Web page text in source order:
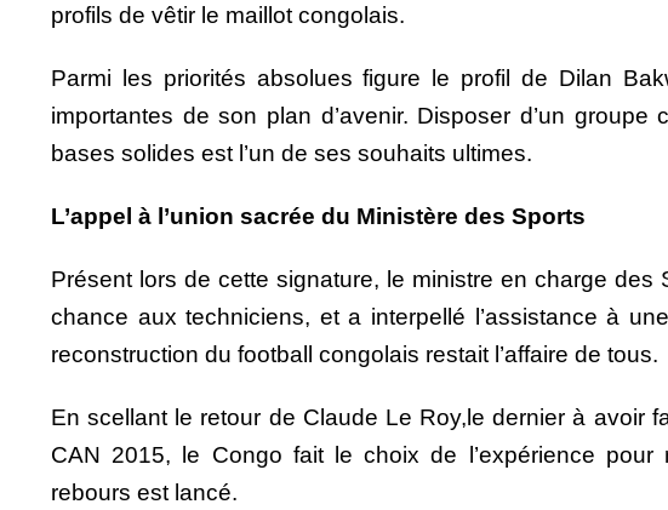
profils de vêtir le maillot congolais.
Parmi les priorités absolues figure le profil de Dilan
importantes de son plan d’avenir. Disposer d’un
bases solides est l’un de ses souhaits ultimes.
L’appel à l’union sacrée du Ministère des Sports
Présent lors de cette signature, le ministre en charge des
chance aux techniciens, et a interpellé l’assistance à
reconstruction du football congolais restait l’affaire de tous.
En scellant le retour de Claude Le Roy,le dernier à avoir
CAN 2015, le Congo fait le choix de l’expérience
rebours est lancé.